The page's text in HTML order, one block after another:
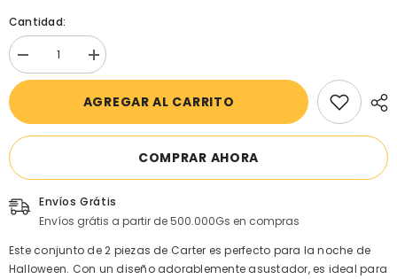
Cantidad:
Disminuir
cantidad
Carter&#39;s
Conjunto
con
Halloween
Cute
aumentar
la
para
-
Conjunto
piezas
Halloween
Scary
Cute
AGREGAR AL CARRITO
COMPRAR AHORA
Envíos Grátis
Envíos grátis a partir de 500.000Gs en compras
Este conjunto de 2 piezas de Carter es perfecto para la noche de
Halloween. Con un diseño adorablemente asustador, es ideal para